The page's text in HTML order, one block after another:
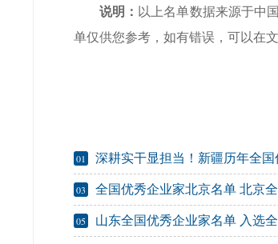
说明： 以上名单数据来源于中
单仅供您参考，如有错误，可以在
01 深耕实干显担当！新疆历年全
03 全国优秀企业家北京名单 北京
05 山东全国优秀企业家名单 入选全国优秀